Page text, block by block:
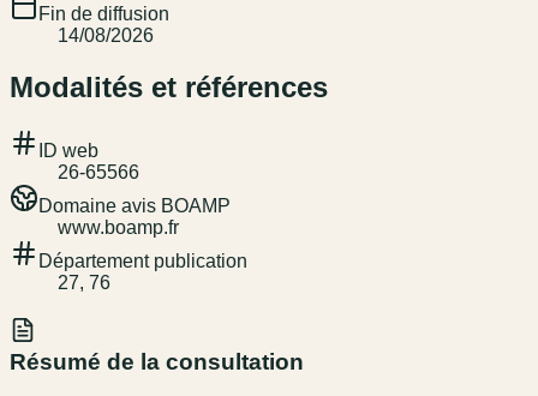
Fin de diffusion
14/08/2026
Modalités et références
ID web
26-65566
Domaine avis BOAMP
www.boamp.fr
Département publication
27, 76
Résumé de la consultation